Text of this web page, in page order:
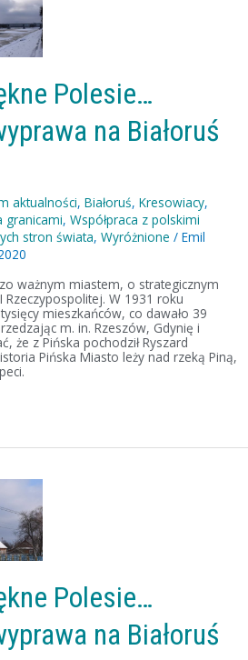
Polesie…
na Białoruś
aktualności,Białoruś,Kresowiacy,
granicami,Współpraca z polskimi
stron świata,Wyróżnione /Emil
ważnym miastem, o strategicznym
Rzeczypospolitej. W 1931 roku
mieszkańców, co dawało 39
m. in. Rzeszów, Gdynię i
że z Pińska pochodził Ryszard
Pińska Miasto leży nad rzeką Piną,
Polesie…
na Białoruś